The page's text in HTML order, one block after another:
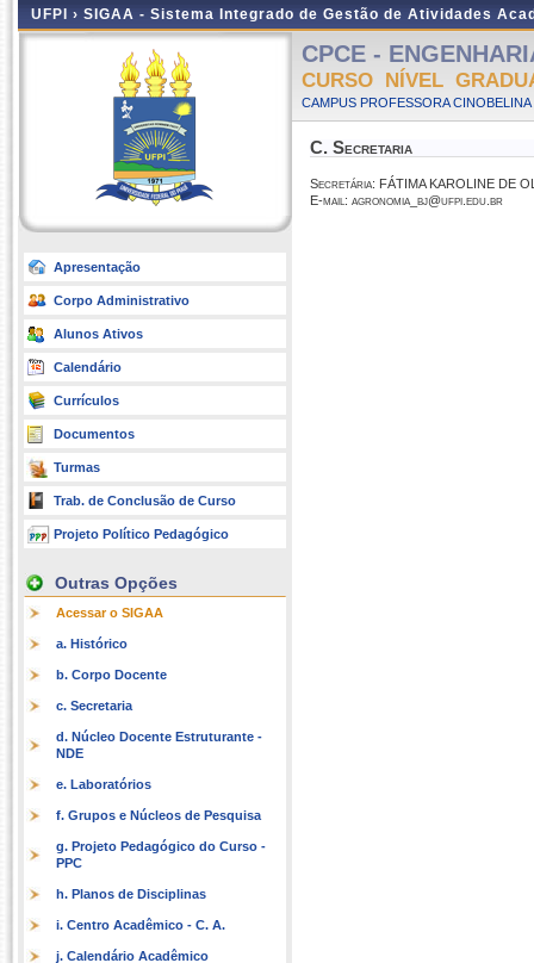
UFPI › SIGAA - Sistema Integrado de Gestão de Atividades
Apresentação
Corpo Administrativo
Alunos Ativos
Calendário
Currículos
Documentos
Turmas
Trab. de Conclusão de Curso
Projeto Político Pedagógico
Outras Opções
Acessar o SIGAA
a. Histórico
b. Corpo Docente
c. Secretaria
d. Núcleo Docente Estruturante -
NDE
e. Laboratórios
f. Grupos e Núcleos de Pesquisa
g. Projeto Pedagógico do Curso -
PPC
h. Planos de Disciplinas
i. Centro Acadêmico - C. A.
j. Calendário Acadêmico
CPCE -
CURSO NÍVEL
CAMPUS PROFESSORA CINOBELINA
C. Secretaria
Secretária: FÁTIMA KAROLINE DE
E-mail: agronomia_bj@ufpi.edu.br